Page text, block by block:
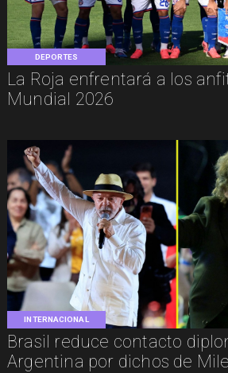
DEPORTES
La Roja enfrentará a los
Mundial 2026
INTERNACIONAL
Brasil reduce contacto
Argentina por dichos de